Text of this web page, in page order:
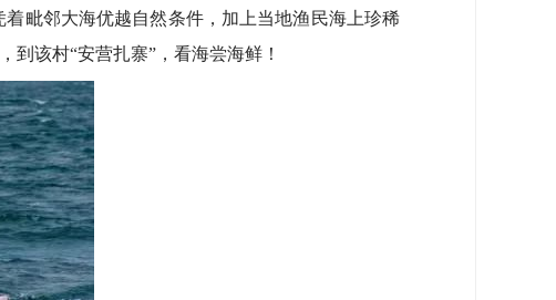
毗邻大海优越自然条件，加上当地渔民海上珍稀
到该村“安营扎寨”，看海尝海鲜！